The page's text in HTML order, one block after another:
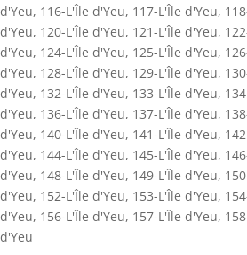
d'Yeu, 116-L'Île d'Yeu, 117-L'Île d'Yeu,
d'Yeu, 120-L'Île d'Yeu, 121-L'Île d'Yeu,
d'Yeu, 124-L'Île d'Yeu, 125-L'Île d'Yeu,
d'Yeu, 128-L'Île d'Yeu, 129-L'Île d'Yeu,
d'Yeu, 132-L'Île d'Yeu, 133-L'Île d'Yeu,
d'Yeu, 136-L'Île d'Yeu, 137-L'Île d'Yeu,
d'Yeu, 140-L'Île d'Yeu, 141-L'Île d'Yeu,
d'Yeu, 144-L'Île d'Yeu, 145-L'Île d'Yeu,
d'Yeu, 148-L'Île d'Yeu, 149-L'Île d'Yeu,
d'Yeu, 152-L'Île d'Yeu, 153-L'Île d'Yeu,
d'Yeu, 156-L'Île d'Yeu, 157-L'Île d'Yeu,
d'Yeu